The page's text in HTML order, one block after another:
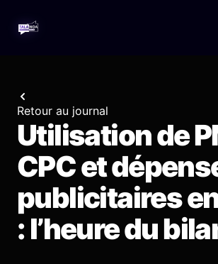
Retour au journal
Utilisation de
CPC et
publicitaires
: l’heure du